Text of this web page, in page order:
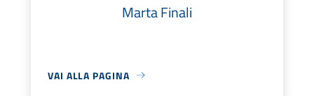
Marta Finali
VAI ALLA PAGINA